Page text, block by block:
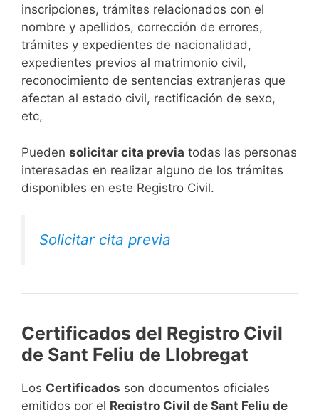
inscripciones, trámites relacionados con el
nombre y apellidos, corrección de errores,
trámites y expedientes de nacionalidad,
expedientes previos al matrimonio civil,
reconocimiento de sentencias extranjeras que
afectan al estado civil, rectificación de sexo,
etc,
​Pueden solicitar cita previa todas las personas
interesadas en realizar alguno de los trámites
disponibles en este Registro Civil.​
Solicitar cita previa
Certificados del Registro Civil
de Sant Feliu de Llobregat
Los Certificados son documentos oficiales
emitidos por el Registro Civil de Sant Feliu de